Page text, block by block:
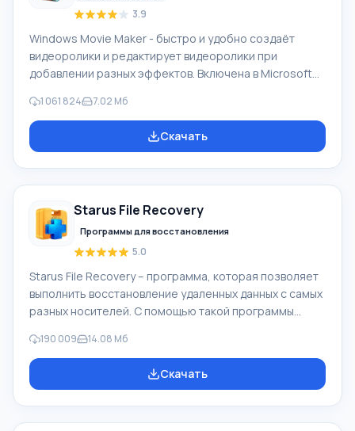
3.9
Windows Movie Maker - быстро и удобно создаёт
видеоролики и редактирует видеоролики при
добавлении разных эффектов. Включена в Microsoft
бесплатный программный пакет Windows Live
Microsoft. Функционал Windows Movie Maker:
Захватывать видео с разных источников
Maker - добавить можно фоновую аудиодорожку,
использовать между
1 061 824 7.02 Мб
Скачать
Starus File Recovery
Программы для восстановления
5.0
Starus File Recovery – программа, которая позволяет
выполнить восстановление удаленных данных с самых
разных носителей. С помощью такой программы
разными способами. Например, они были удалены
мимо Корзины, скрыты под воздействием
вредоносного программного обеспечения, утеряны
190 009 14.08 Мб
Скачать